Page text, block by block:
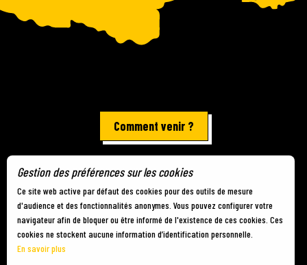
Comment venir ?
Mentions légales - Plan du site - Gestion des cookies
Gestion des préférences sur les cookies
Ce site web active par défaut des cookies pour des outils de mesure
d'audience et des fonctionnalités anonymes. Vous pouvez configurer votre
navigateur afin de bloquer ou être informé de l'existence de ces cookies. Ces
cookies ne stockent aucune information d’identification personnelle.
En savoir plus